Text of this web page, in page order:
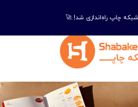
شبکه چاپ راه‌اندازی شد! 🚀